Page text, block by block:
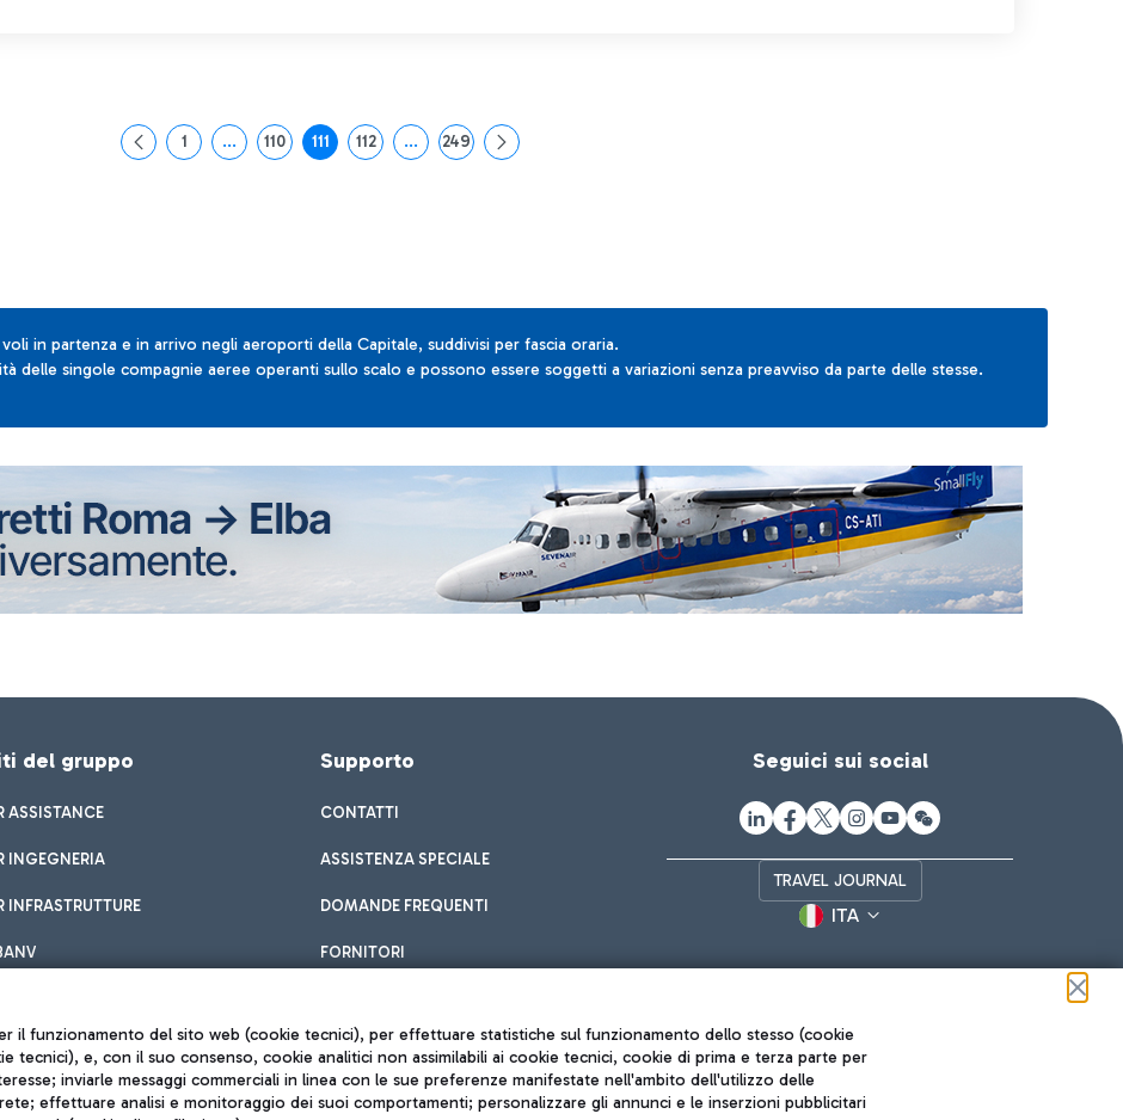
Pagina
1 ...Pagine intermedie Use TAB to navigate.
Pagina
110 Pagina
111 Pagina
112 ...Pagine intermedie Use TAB to navigate.
Pagina
249
in partenza e in arrivo negli aeroporti della Capitale, suddivisi per fascia oraria.
delle singole compagnie aeree operanti sullo scalo e possono essere soggetti a variazioni senza preavviso da parte delle stesse.
del gruppo
ASSISTANCE
INGEGNERIA
INFRASTRUTTURE
Supporto
CONTATTI
ASSISTENZA SPECIALE
DOMANDE FREQUENTI
FORNITORI
Seguici sui social
TRAVEL JOURNAL
ITA
il funzionamento del sito web (cookie tecnici), per effettuare statistiche sul funzionamento dello stesso (cookie
tecnici), e, con il suo consenso, cookie analitici non assimilabili ai cookie tecnici, cookie di prima e terza parte per
inviarle messaggi commerciali in linea con le sue preferenze manifestate nell'ambito dell'utilizzo delle
effettuare analisi e monitoraggio dei suoi comportamenti; personalizzare gli annunci e le inserzioni pubblicitari